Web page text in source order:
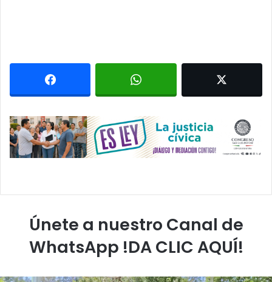
Únete a nuestro Canal de
WhatsApp !DA CLIC AQUÍ!